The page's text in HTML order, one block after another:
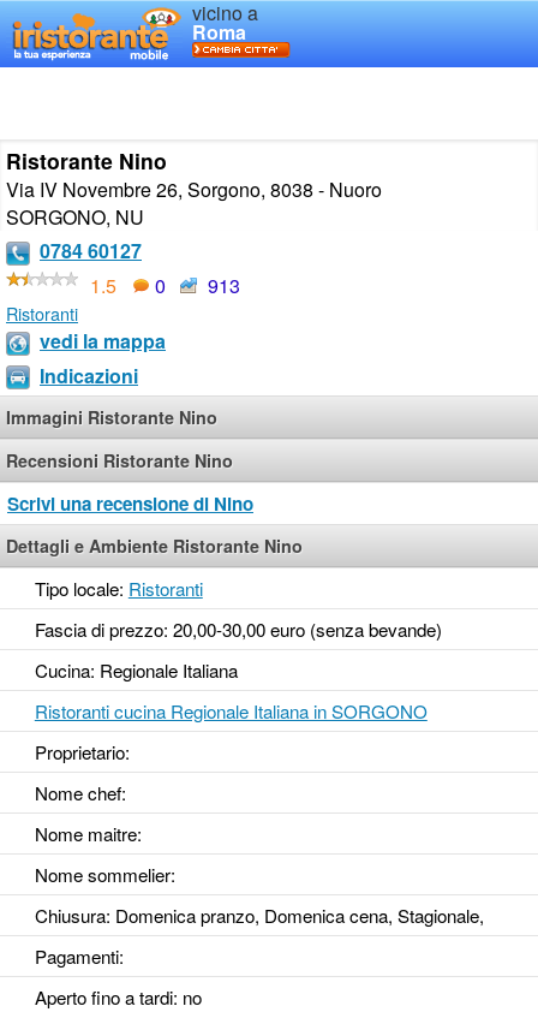
vicino a
Roma
Ristorante Nino
Via IV Novembre 26, Sorgono, 8038 - Nuoro
SORGONO, NU
0784 60127
1.5
0 913
Ristoranti
vedi la mappa
Indicazioni
Immagini Ristorante Nino
Recensioni Ristorante Nino
Scrivi una recensione di Nino
Dettagli e Ambiente Ristorante Nino
Tipo locale: Ristoranti
Fascia di prezzo: 20,00-30,00 euro (senza bevande)
Cucina: Regionale Italiana
Ristoranti cucina Regionale Italiana in SORGONO
Proprietario:
Nome chef:
Nome maitre:
Nome sommelier:
Chiusura: Domenica pranzo, Domenica cena, Stagionale,
Pagamenti:
Aperto fino a tardi: no